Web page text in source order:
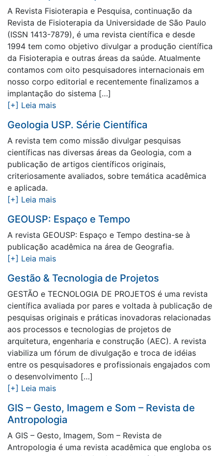
A Revista Fisioterapia e Pesquisa, continuação da
Revista de Fisioterapia da Universidade de São Paulo
(ISSN 1413-7879), é uma revista científica e desde
1994 tem como objetivo divulgar a produção científica
da Fisioterapia e outras áreas da saúde. Atualmente
contamos com oito pesquisadores internacionais em
nosso corpo editorial e recentemente finalizamos a
implantação do sistema […]
[+] Leia mais
Geologia USP. Série Científica
A revista tem como missão divulgar pesquisas
científicas nas diversas áreas da Geologia, com a
publicação de artigos científicos originais,
criteriosamente avaliados, sobre temática acadêmica
e aplicada.
[+] Leia mais
GEOUSP: Espaço e Tempo
A revista GEOUSP: Espaço e Tempo destina-se à
publicação acadêmica na área de Geografia.
[+] Leia mais
Gestão & Tecnologia de Projetos
GESTÃO e TECNOLOGIA DE PROJETOS é uma revista
científica avaliada por pares e voltada à publicação de
pesquisas originais e práticas inovadoras relacionadas
aos processos e tecnologias de projetos de
arquitetura, engenharia e construção (AEC). A revista
viabiliza um fórum de divulgação e troca de idéias
entre os pesquisadores e profissionais engajados com
o desenvolvimento […]
[+] Leia mais
GIS – Gesto, Imagem e Som – Revista de
Antropologia
A GIS – Gesto, Imagem, Som – Revista de
Antropologia é uma revista acadêmica que engloba os